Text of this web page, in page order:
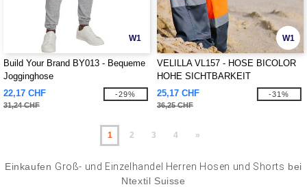
W1
Build Your Brand BY013 - Bequeme
Jogginghose
22,17 CHF
31,24 CHF
-29%
W1
VELILLA VL157 - HOSE BICOLOR
HOHE SICHTBARKEIT
25,17 CHF
36,25 CHF
-31%
1 2 3 4 »
Einkaufen Groß- und Einzelhandel Herren Hosen und Shorts bei
Ntextil Suisse